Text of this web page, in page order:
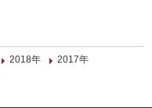
2018年 2017年